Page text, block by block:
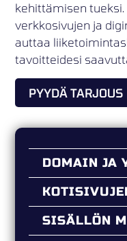
kehittämisen
verkkosivujen ja
auttaa
tavoitteidesi
PYYDÄ TARJOUS
DOMAIN JA
SISÄLLÖN